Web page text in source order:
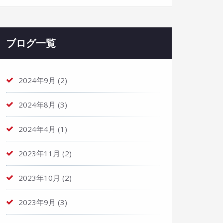
ブログ一覧
2024年9月 (2)
2024年8月 (3)
2024年4月 (1)
2023年11月 (2)
2023年10月 (2)
2023年9月 (3)